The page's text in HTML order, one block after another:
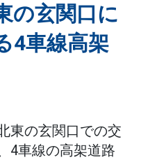
の玄関口に
4車線高架
東の玄関口での交
4車線の高架道路